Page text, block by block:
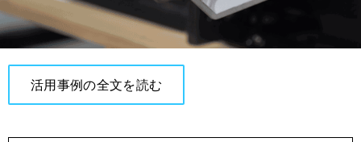
活用事例の全文を読む